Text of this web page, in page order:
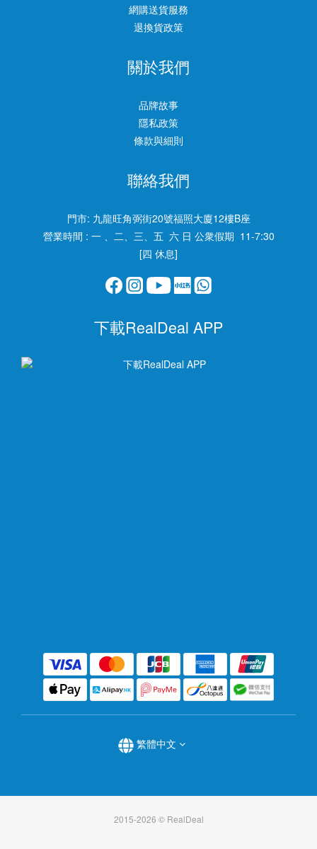
網購送貨服務
退換貨政策
關於我們
品牌故事
隱私政策
條款與細則
聯絡我們
門市: 九龍旺角弼街20號福照大廈12樓B座
營業時間 : 一 、二、三、五 六 日 公衆假期 11-7:30
[四 休息]
下載RealDeal APP
繁體中文
2015-2026 © RealDeal